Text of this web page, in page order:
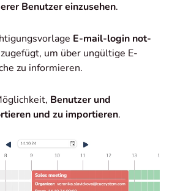
Benutzer einzusehen.
E-mail-login not-
um über ungültige E-
zu informieren.
Benutzer und
und zu importieren.